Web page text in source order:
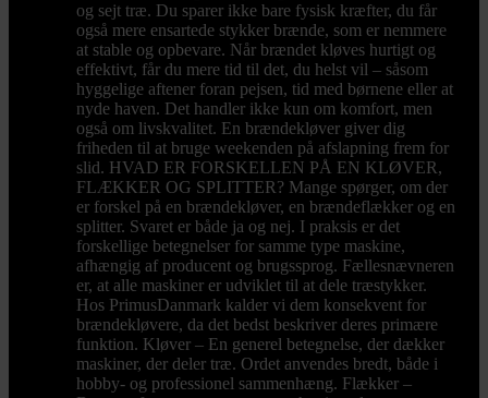
og sejt træ. Du sparer ikke bare fysisk kræfter, du får
også mere ensartede stykker brænde, som er nemmere
at stable og opbevare. Når brændet kløves hurtigt og
effektivt, får du mere tid til det, du helst vil – såsom
hyggelige aftener foran pejsen, tid med børnene eller at
nyde haven. Det handler ikke kun om komfort, men
også om livskvalitet. En brændekløver giver dig
friheden til at bruge weekenden på afslapning frem for
slid. HVAD ER FORSKELLEN PÅ EN KLØVER,
FLÆKKER OG SPLITTER? Mange spørger, om der
er forskel på en brændekløver, en brændeflækker og en
splitter. Svaret er både ja og nej. I praksis er det
forskellige betegnelser for samme type maskine,
afhængig af producent og brugssprog. Fællesnævneren
er, at alle maskiner er udviklet til at dele træstykker.
Hos PrimusDanmark kalder vi dem konsekvent for
brændekløvere, da det bedst beskriver deres primære
funktion. Kløver – En generel betegnelse, der dækker
maskiner, der deler træ. Ordet anvendes bredt, både i
hobby- og professionel sammenhæng. Flækker –